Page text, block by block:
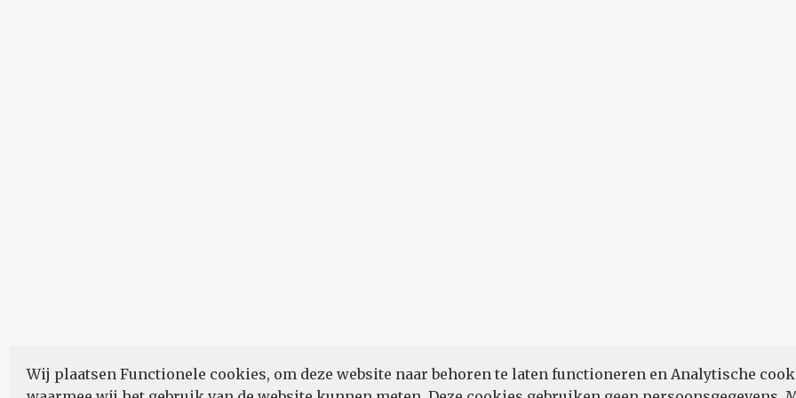
Wij plaatsen Functionele cookies, om deze website naar behoren te laten functioneren en Analytische
POWERED BY